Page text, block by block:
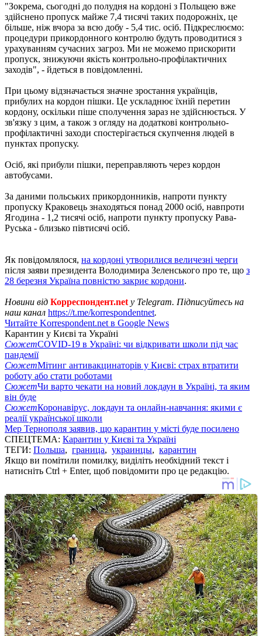
"Зокрема, сьогодні до полудня на кордоні з Польщею вже
здійснено пропуск майже 7,4 тисячі таких подорожніх, це
більше, ніж вчора за всю добу - 5,4 тис. осіб. Підкреслюємо:
процедури прикордонного контролю будуть проводитися з
урахуванням сучасних загроз. Ми не можемо прискорити
пропуск, знижуючи якість контрольно-профілактичних
заходів", - йдеться в повідомленні.
При цьому відзначається значне зростання українців,
прибулих на кордон пішки. Це ускладнює їхній перетин
кордону, оскільки піше сполучення зараз не здійснюється. У
зв'язку з цим, а також з огляду на додаткові контрольно-
профілактичні заходи спостерігається скупчення людей в
пунктах пропуску.
Осіб, які прибули пішки, переправляють через кордон
автобусами.
За даними польських прикордонників, напроти пункту
пропуску Краковець знаходяться понад 2000 осіб, навпроти
Ягодина - 1,2 тисячі осіб, напроти пункту пропуску Рава-
Руська - близько півтисячі осіб.
Як повідомлялося, на кордоні утворилися величезні черги
після заяви президента Володимира Зеленського про те, що з
28 березня Україна повністю закриє кордони.
Новини від Корреспондент.net у Telegram. Підписуйтесь на
наш канал https://t.me/korrespondentnet.
Читайте Korrespondent.net в Google News
Карантин у Києві та Україні
СюжетCOVID-19 в Україні: чи відкривати школи під час
пандемії
СюжетМітинг антивакцинаторів у Києві: страх втратити
роботу або стати роботами
СюжетЧи варто чекати на новий локдаун в Україні, та яким
він буде
СюжетКоронавірус, локдаун та онлайн-навчання: якими є
реалії української школи
Мер Тернополя заявив, що карантин у місті буде посилено
СПЕЦТЕМА: Карантин у Києві та Україні
ТЕГИ: Польша, граница, украинцы, карантин
Якщо ви помітили помилку, виділіть необхідний текст і
натисніть Ctrl + Enter, щоб повідомити про це редакцію.